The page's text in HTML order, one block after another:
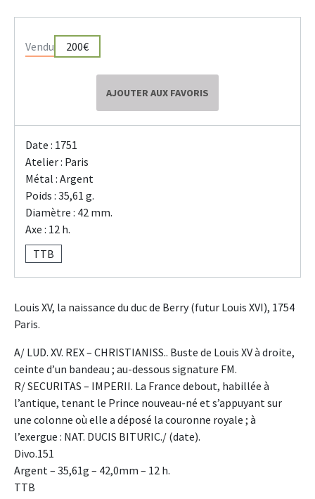
Vendu 200€
AJOUTER AUX FAVORIS
Date : 1751
Atelier : Paris
Métal : Argent
Poids : 35,61 g.
Diamètre : 42 mm.
Axe : 12 h.
TTB
Louis XV, la naissance du duc de Berry (futur Louis XVI), 1754
Paris.
A/ LUD. XV. REX – CHRISTIANISS.. Buste de Louis XV à droite,
ceinte d’un bandeau ; au-dessous signature FM.
R/ SECURITAS – IMPERII. La France debout, habillée à
l’antique, tenant le Prince nouveau-né et s’appuyant sur
une colonne où elle a déposé la couronne royale ; à
l’exergue : NAT. DUCIS BITURIC./ (date).
Divo.151
Argent – 35,61g – 42,0mm – 12 h.
TTB